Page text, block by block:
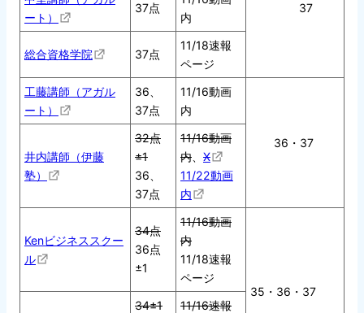
37
ート）
37点
内
総合資格学院 37点
11/18速報
ページ
工藤講師（アガル
ート）
36、
37点
11/16動画
内
36・37
井内講師（伊藤
塾）
32点
±1
36、
37点
11/16動画
内
X
11/22動画
内
Kenビジネススクー
ル
34点
36点
±1
11/16動画
内
11/18速報
ページ
35・36・37
34±1
11/16速報